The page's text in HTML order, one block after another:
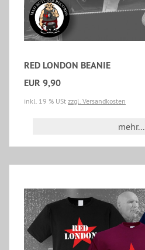
RED LONDON BEANIE
EUR 9,90
inkl. 19 % USt zzgl. Versandkosten
mehr...